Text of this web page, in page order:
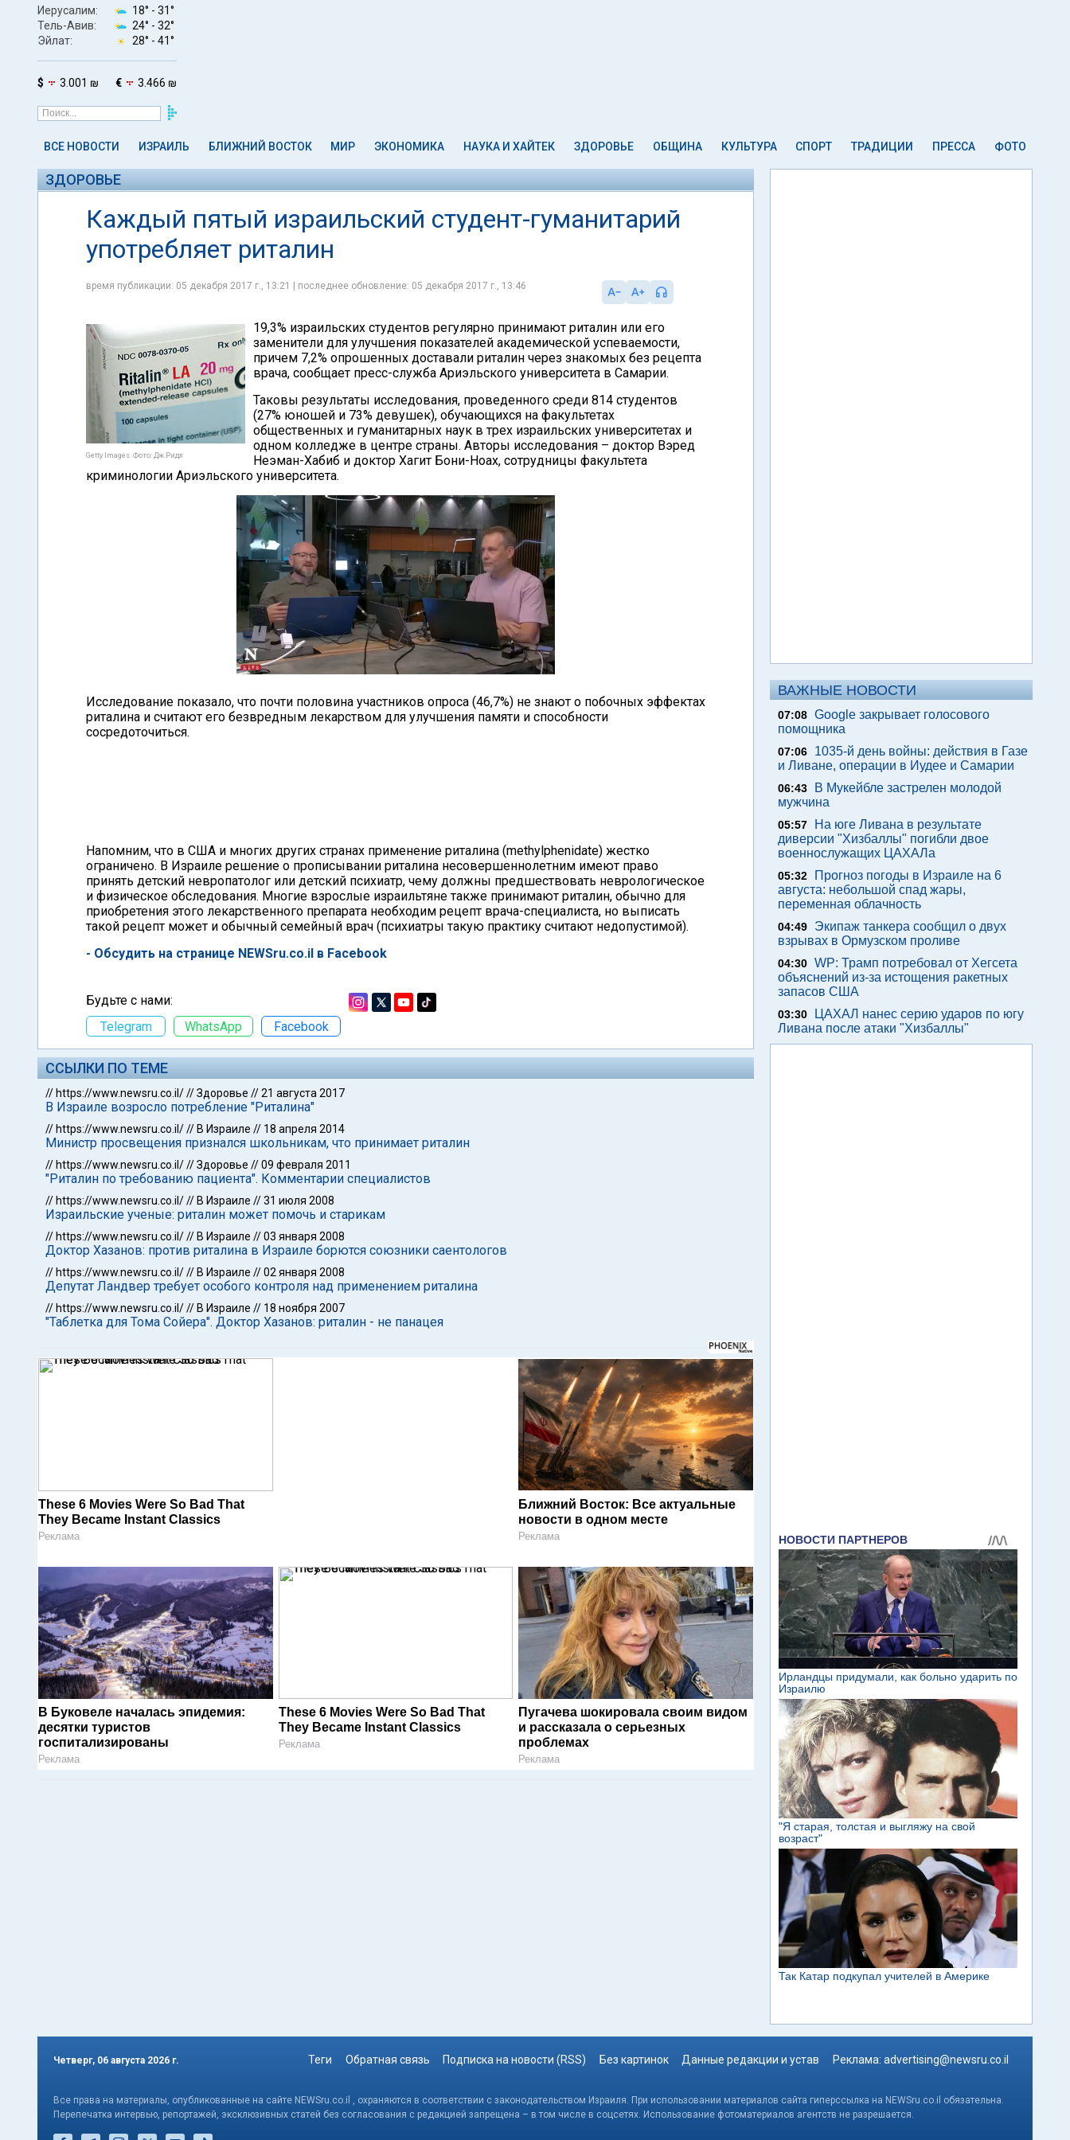
Иерусалим: 18° - 31°
Тель-Авив:
24° - 32°
Эйлат:
28° - 41°
$ 3.001 ₪ € 3.466 ₪
ВСЕ НОВОСТИ ИЗРАИЛЬ БЛИЖНИЙ ВОСТОК МИР ЭКОНОМИКА НАУКА И ХАЙТЕК ЗДОРОВЬЕ ОБЩИНА КУЛЬТУРА СПОРТ ТРАДИЦИИ ПРЕССА ФОТО
ЗДОРОВЬЕ
Каждый пятый израильский студент-гуманитарий
употребляет риталин
время публикации: 05 декабря 2017 г., 13:21 | последнее обновление: 05 декабря 2017 г., 13:46
Getty Images. Фото: Дж.Ридл
19,3% израильских студентов регулярно принимают риталин или его
заменители для улучшения показателей академической успеваемости,
причем 7,2% опрошенных доставали риталин через знакомых без рецепта
врача, сообщает пресс-служба Ариэльского университета в Самарии.
Таковы результаты исследования, проведенного среди 814 студентов
(27% юношей и 73% девушек), обучающихся на факультетах
общественных и гуманитарных наук в трех израильских университетах и
одном колледже в центре страны. Авторы исследования – доктор Вэред
Неэман-Хабиб и доктор Хагит Бони-Ноах, сотрудницы факультета
криминологии Ариэльского университета.
Исследование показало, что почти половина участников опроса (46,7%) не знают о побочных эффектах
риталина и считают его безвредным лекарством для улучшения памяти и способности
сосредоточиться.
Напомним, что в США и многих других странах применение риталина (methylphenidate) жестко
ограничено. В Израиле решение о прописывании риталина несовершеннолетним имеют право
принять детский невропатолог или детский психиатр, чему должны предшествовать неврологическое
и физическое обследования. Многие взрослые израильтяне также принимают риталин, обычно для
приобретения этого лекарственного препарата необходим рецепт врача-специалиста, но выписать
такой рецепт может и обычный семейный врач (психиатры такую практику считают недопустимой).
- Обсудить на странице NEWSru.co.il в Facebook
Будьте с нами:
Telegram
WhatsApp Facebook
ССЫЛКИ ПО ТЕМЕ
// https://www.newsru.co.il///Здоровье //21 августа 2017
В Израиле возросло потребление "Риталина"
// https://www.newsru.co.il/// В Израиле // 18 апреля 2014
Министр просвещения признался школьникам, что принимает риталин
// https://www.newsru.co.il///Здоровье //09 февраля 2011
"Риталин по требованию пациента". Комментарии специалистов
// https://www.newsru.co.il/// В Израиле //31 июля 2008
Израильские ученые: риталин может помочь и старикам
// https://www.newsru.co.il/// В Израиле //03 января 2008
Доктор Хазанов: против риталина в Израиле борются союзники саентологов
// https://www.newsru.co.il/// В Израиле //02 января 2008
Депутат Ландвер требует особого контроля над применением риталина
// https://www.newsru.co.il/// В Израиле // 18 ноября 2007
"Таблетка для Тома Сойера". Доктор Хазанов: риталин - не панацея
These 6 Movies Were So Bad That
They Became Instant Classics
Реклама
Ближний Восток: Все актуальные
новости в одном месте
Реклама
В Буковеле началась эпидемия:
десятки туристов
госпитализированы
Реклама
These 6 Movies Were So Bad That
They Became Instant Classics
Реклама
Пугачева шокировала своим видом
и рассказала о серьезных
проблемах
Реклама
ВАЖНЫЕ НОВОСТИ
07:08 Google закрывает голосового
помощника
07:06
1035-й день войны: действия в Газе
и Ливане, операции в Иудее и Самарии
06:43
В Мукейбле застрелен молодой
мужчина
05:57
На юге Ливана в результате
диверсии "Хизбаллы" погибли двое
военнослужащих ЦАХАЛа
05:32
Прогноз погоды в Израиле на 6
августа: небольшой спад жары,
переменная облачность
04:49
Экипаж танкера сообщил о двух
взрывах в Ормузском проливе
04:30 WP: Трамп потребовал от Хегсета
объяснений из-за истощения ракетных
запасов США
03:30
ЦАХАЛ нанес серию ударов по югу
Ливана после атаки "Хизбаллы"
Четверг, 06 августа 2026 г. Теги Обратная связь Подписка на новости (RSS) Без картинок Данные редакции и устав Реклама: advertising@newsru.co.il
Все права на материалы, опубликованные на сайте NEWSru.co.il , охраняются в соответствии с законодательством Израиля. При использовании материалов сайта гиперссылка на NEWSru.co.il обязательна.
Перепечатка интервью, репортажей, эксклюзивных статей без согласования с редакцией запрещена – в том числе в соцсетях. Использование фотоматериалов агентств не разрешается.